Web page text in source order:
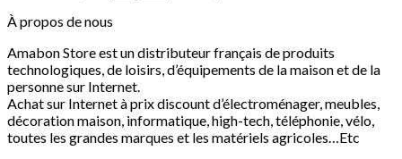
À propos de nous
AmabonStore est un distributeur français de produits
technologiques, de loisirs, d’équipements de la maison et de la
personne sur Internet.
Achat sur Internet à prix discount d’électroménager, meubles,
décoration maison, informatique, high-tech, téléphonie, vélo,
toutes les grandes marques et les matériels agricoles…Etc